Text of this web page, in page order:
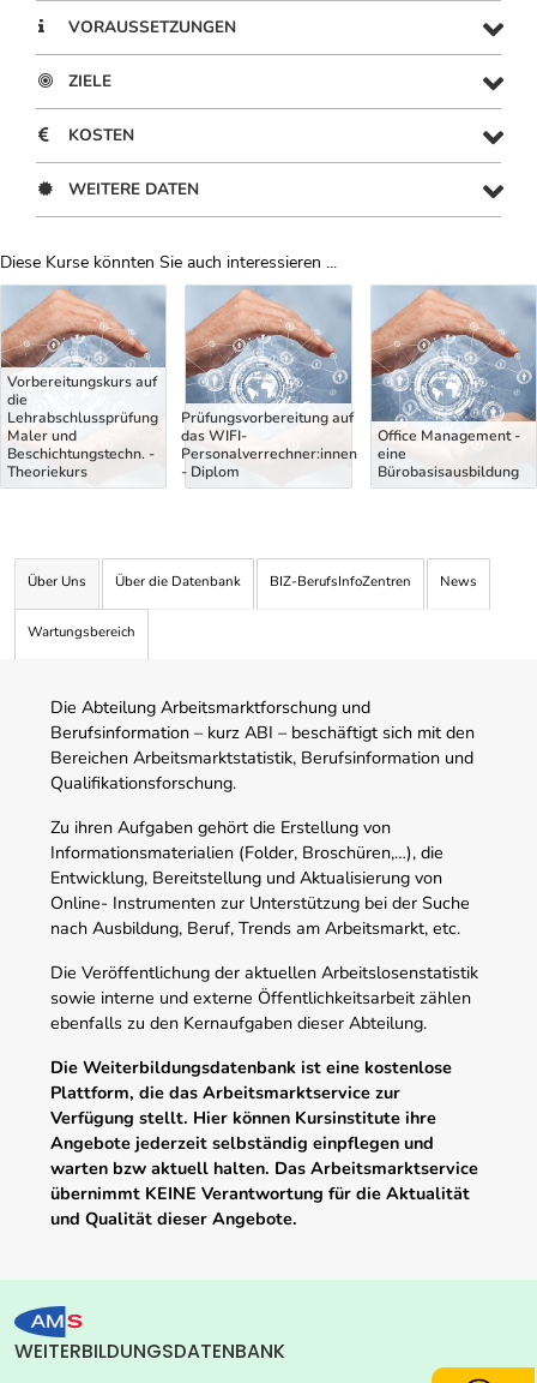
VORAUSSETZUNGEN
ZIELE
KOSTEN
WEITERE DATEN
Diese Kurse könnten Sie auch interessieren ...
Uber Weiterbildungsvorschläge
Vorbereitungskurs auf
die
Lehrabschlussprüfung
Maler und
Beschichtungstechn. -
Theoriekurs
Prüfungsvorbereitung auf
das WIFI-
Personalverrechner:innen
- Diplom
Office Management -
eine
Bürobasisausbildung
Über Uns Über die Datenbank BIZ-BerufsInfoZentren News
Wartungsbereich
Die Abteilung Arbeitsmarktforschung und
Berufsinformation – kurz ABI – beschäftigt sich mit den
Bereichen Arbeitsmarktstatistik, Berufsinformation und
Qualifikationsforschung.
Zu ihren Aufgaben gehört die Erstellung von
Informationsmaterialien (Folder, Broschüren,…), die
Entwicklung, Bereitstellung und Aktualisierung von
Online- Instrumenten zur Unterstützung bei der Suche
nach Ausbildung, Beruf, Trends am Arbeitsmarkt, etc.
Die Veröffentlichung der aktuellen Arbeitslosenstatistik
sowie interne und externe Öffentlichkeitsarbeit zählen
ebenfalls zu den Kernaufgaben dieser Abteilung.
Die Weiterbildungsdatenbank ist eine kostenlose
Plattform, die das Arbeitsmarktservice zur
Verfügung stellt. Hier können Kursinstitute ihre
Angebote jederzeit selbständig einpflegen und
warten bzw aktuell halten. Das Arbeitsmarktservice
übernimmt KEINE Verantwortung für die Aktualität
und Qualität dieser Angebote.
WEITERBILDUNGSDATENBANK